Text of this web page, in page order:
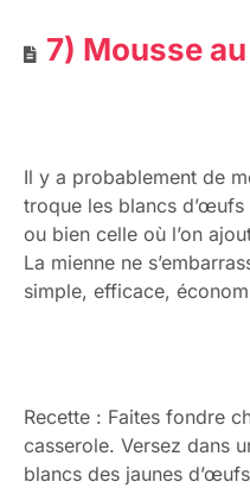
7) Mousse
Il y a probablement de
troque les blancs
ou bien celle où l’on
La mienne ne
simple, efficace,
Recette : Faites fondre
casserole. Versez dans
blancs des jaunes